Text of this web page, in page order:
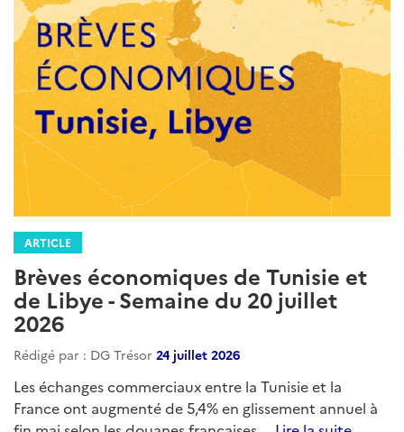
ARTICLE
Brèves économiques de Tunisie et
de Libye - Semaine du 20 juillet
2026
Rédigé par : DG Trésor 24 juillet 2026
Les échanges commerciaux entre la Tunisie et la
France ont augmenté de 5,4% en glissement annuel à